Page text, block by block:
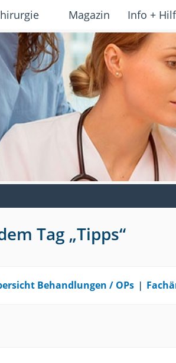
Magazin Info +
Tag „Tipps“
Behandlungen / OPs❘